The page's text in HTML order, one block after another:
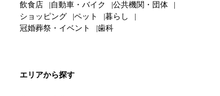
飲食店
自動車・バイク
公共機関・団体
ショッピング
ペット
暮らし
冠婚葬祭・イベント
歯科
エリアから探す